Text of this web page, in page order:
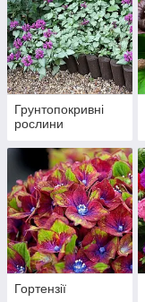
Грунтопокривні
рослини
Гортензії